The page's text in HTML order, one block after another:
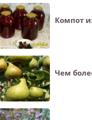
Компот
Чем